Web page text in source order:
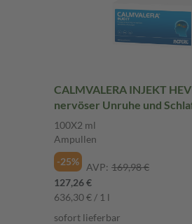
CALMVALERA INJEKT
nervöser Unruhe und
100X2 ml Ampullen
100X2 ml
Ampullen
-25%
AVP: 169,98 €
127,26 €
636,30 € / 1 l
sofort lieferbar